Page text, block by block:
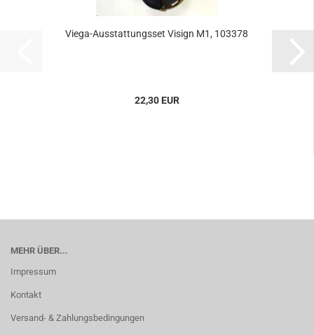
Viega-Ausstattungsset Visign M1, 103378
22,30 EUR
MEHR ÜBER...
Impressum
Kontakt
Versand- & Zahlungsbedingungen